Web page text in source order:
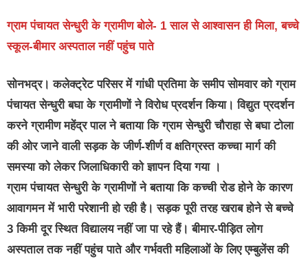
ग्राम पंचायत सेन्धुरी के ग्रामीण बोले- 1 साल से आश्वासन ही मिला, बच्चे
स्कूल-बीमार अस्पताल नहीं पहुंच पाते
सोनभद्र।कलेक्ट्रेट परिसर में गांधी प्रतिमा के समीप सोमवार को ग्राम
पंचायत सेन्धुरी बघा के ग्रामीणों ने विरोध प्रदर्शन किया। विद्युत प्रदर्शन
करने ग्रामीण महेंद्र पाल ने बताया कि ग्राम सेन्धुरी चौराहा से बघा टोला
की ओर जाने वाली सड़क के जीर्ण-शीर्ण व क्षतिग्रस्त कच्चा मार्ग की
समस्या को लेकर जिलाधिकारी को ज्ञापन दिया गया ।
ग्राम पंचायत सेन्धुरी के ग्रामीणों ने बताया कि कच्ची रोड होने के कारण
आवागमन में भारी परेशानी हो रही है। सड़क पूरी तरह खराब होने से बच्चे
3 किमी दूर स्थित विद्यालय नहीं जा पा रहे हैं। बीमार-पीड़ित लोग
अस्पताल तक नहीं पहुंच पाते और गर्भवती महिलाओं के लिए एम्बुलेंस की